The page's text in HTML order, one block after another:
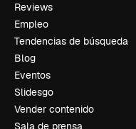
Reviews
Empleo
Tendencias de búsqueda
Blog
Eventos
Slidesgo
Vender contenido
Sala de prensa